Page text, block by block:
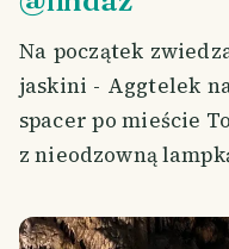
Na początek
jaskini - Aggtelek
spacer po mieście
z nieodzowną